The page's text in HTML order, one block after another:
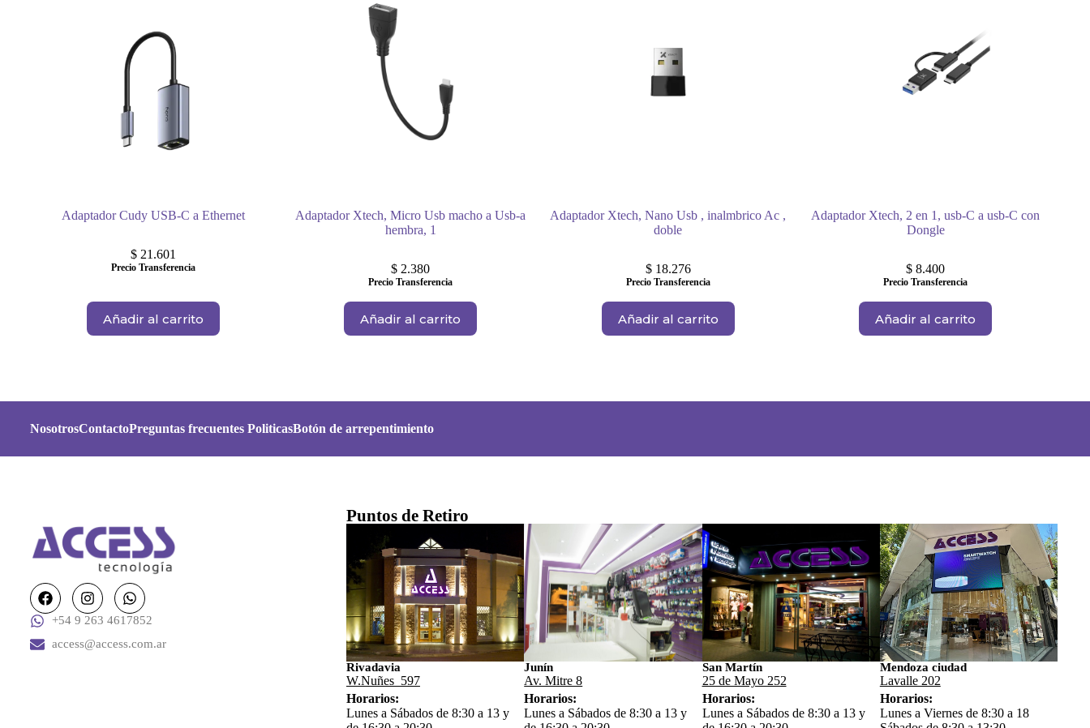
Adaptador Cudy USB-C a Ethernet
$21.601
Precio Transferencia
Añadir al carrito
Adaptador Xtech, Micro Usb macho a Usb-a
hembra, 1
$ 2.380
Precio Transferencia
Añadir al carrito
Adaptador Xtech, Nano Usb , inalmbrico Ac ,
doble
$18.276
Precio Transferencia
Añadir al carrito
Adaptador Xtech, 2 en 1, usb-C a usb-C con
Dongle
$ 8.400
Precio Transferencia
Añadir al carrito
NosotrosContactoPreguntas frecuentes PoliticasBotón de arrepentimiento
+54 9 263 4617852
access@access.com.ar
Puntos de Retiro
Rivadavia
W.Nuñes 597
Horarios:
Lunes a Sábados de 8:30 a 13 y
Junín
Av. Mitre 8
Horarios:
Lunes a Sábados de 8:30 a 13 y
San Martín
25 de Mayo 252
Horarios:
Lunes a Sábados de 8:30 a 13 y
Mendoza ciudad
Lavalle 202
Horarios:
Lunes a Viernes de 8:30 a 18